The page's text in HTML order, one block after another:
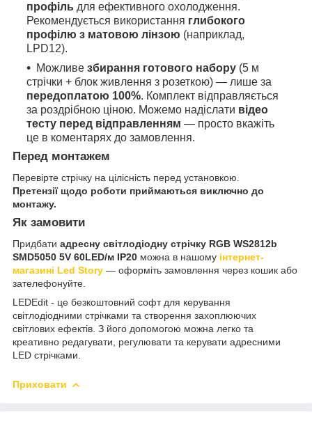
профіль для ефективного охолодження.
Рекомендується використання глибокого
профілю з матовою лінзою (наприклад,
LPD12).
Можливе збирання готового набору (5 м
стрічки + блок живлення з розеткою) — лише за
передоплатою 100%. Комплект відправляється
за роздрібною ціною. Можемо надіслати відео
тесту перед відправленням — просто вкажіть
це в коментарях до замовлення.
Перед монтажем
Перевірте стрічку на цілісність перед установкою.
Претензії щодо роботи приймаються виключно до
монтажу.
Як замовити
Придбати адресну світлодіодну стрічку RGB WS2812b
SMD5050 5V 60LED/м IP20 можна в нашому інтернет-
магазині Led Story — оформіть замовлення через кошик або
зателефонуйте.
LEDEdit - це безкоштовний софт для керування
світлодіодними стрічками та створення захоплюючих
світлових ефектів. З його допомогою можна легко та
креативно редагувати, регулювати та керувати адресними
LED стрічками.
Приховати